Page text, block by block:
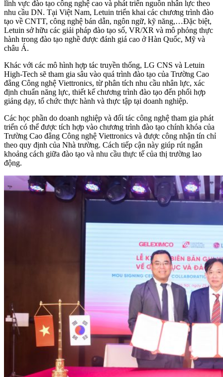
lĩnh vực đào tạo công nghệ cao và phát triển nguồn nhân lực theo
nhu cầu DN. Tại Việt Nam, Letuin triển khai các chương trình đào
tạo về CNTT, công nghệ bán dẫn, ngôn ngữ, kỹ năng,…Đặc biệt,
Letuin sở hữu các giải pháp đào tạo số, VR/XR và mô phỏng thực
hành trong đào tạo nghề được đánh giá cao ở Hàn Quốc, Mỹ và
châu Á.
Khác với các mô hình hợp tác truyền thống, LG CNS và Letuin
High-Tech sẽ tham gia sâu vào quá trình đào tạo của Trường Cao
đẳng Công nghệ Viettronics, từ phân tích nhu cầu nhân lực, xác
định chuẩn năng lực, thiết kế chương trình đào tạo đến phối hợp
giảng dạy, tổ chức thực hành và thực tập tại doanh nghiệp.
Các học phần do doanh nghiệp và đối tác công nghệ tham gia phát
triển có thể được tích hợp vào chương trình đào tạo chính khóa của
Trường Cao đẳng Công nghệ Viettronics và được công nhận tín chỉ
theo quy định của Nhà trường. Cách tiếp cận này giúp rút ngắn
khoảng cách giữa đào tạo và nhu cầu thực tế của thị trường lao
động.